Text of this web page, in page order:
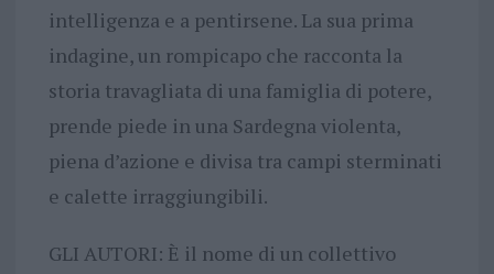
intelligenza e a pentirsene. La sua prima
indagine, un rompicapo che racconta la
storia travagliata di una famiglia di potere,
prende piede in una Sardegna violenta,
piena d’azione e divisa tra campi sterminati
e calette irraggiungibili.
GLI AUTORI: È il nome di un collettivo